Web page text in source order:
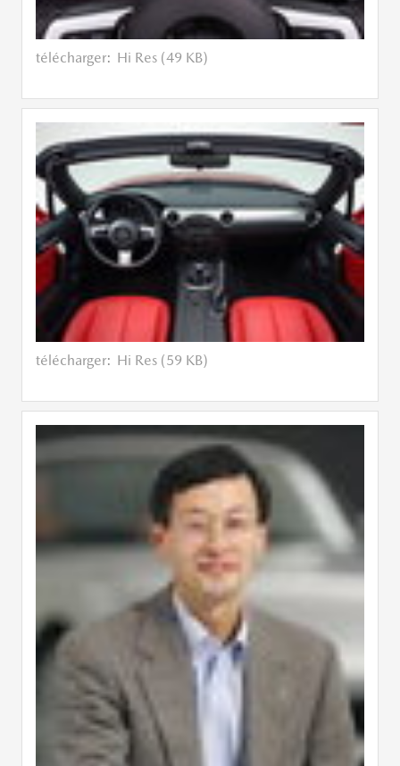
télécharger: Hi Res (49 KB)
télécharger: Hi Res (59 KB)